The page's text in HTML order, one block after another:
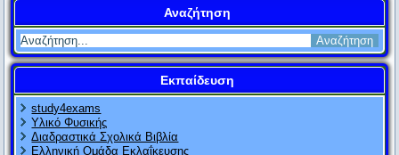
εαυτός του. Δώσ' του μια μάσκα και θα σου πει την αλήθεια.
Όσκαρ Ουάιλντ
Μελέτησε το παρελθόν, πριν να σχεδιάσεις κάτι για το
μέλλον.
Κομφούκιος
Το να είσαι δούλος των παθών σου είναι πιο κακό από το να
του είπε: «Το πράγμα είναι δύσκολο. Αν
παντρευτείς ωραία, θα την έχεις με άλλους κοινή,
αν άσχημη, θα είναι σαν να σου επέβαλαν ποινή».
#13. Πληροφορήθηκε ο Αριστοτέλης από κάποιον
ότι μερικοί τον έβριζαν. Ο φιλόσοφος απάντησε:
Αναζήτηση
Εκπαίδευση
study4exams
Υλικό Φυσικής
Διαδραστικά Σχολικά Βιβλία
Ελληνική Ομάδα Εκλαΐκευσης